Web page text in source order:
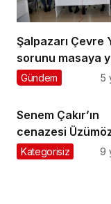
Şalpazarı Çevre
sorunu masaya
Gündem 5
Senem Çakır’ın
cenazesi
toprağa verildi
Kategorisiz 9